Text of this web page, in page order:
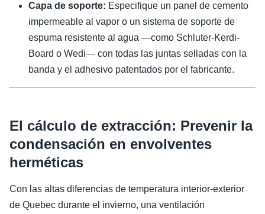
Capa de soporte: Especifique un panel de cemento
impermeable al vapor o un sistema de soporte de
espuma resistente al agua —como Schluter-Kerdi-
Board o Wedi— con todas las juntas selladas con la
banda y el adhesivo patentados por el fabricante.
El cálculo de extracción: Prevenir la
condensación en envolventes
herméticas
Con las altas diferencias de temperatura interior-exterior
de Quebec durante el invierno, una ventilación